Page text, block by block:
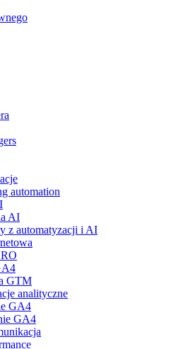
automation
AI
z automatyzacji i AI
GTM
analityczne
GA4
GA4